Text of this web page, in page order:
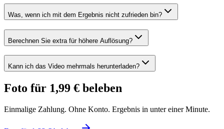
Was, wenn ich mit dem Ergebnis nicht zufrieden bin?
Berechnen Sie extra für höhere Auflösung?
Kann ich das Video mehrmals herunterladen?
Foto für 1,99 € beleben
Einmalige Zahlung. Ohne Konto. Ergebnis in unter einer Minute.